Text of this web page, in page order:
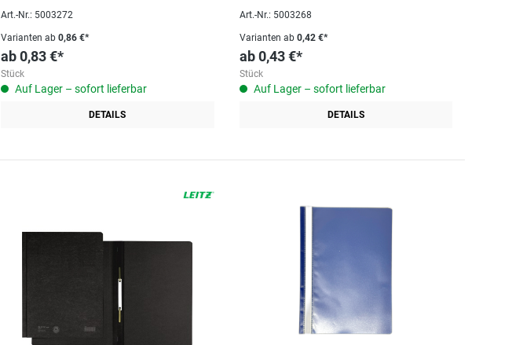
Art.-Nr.: 5003272
Varianten ab 0,86 €*
ab0,83 €*
Stück
Auf Lager – sofort lieferbar
DETAILS
Art.-Nr.: 5003268
Varianten ab0,42 €*
ab 0,43 €*
Stück
Auf Lager – sofort lieferbar
DETAILS